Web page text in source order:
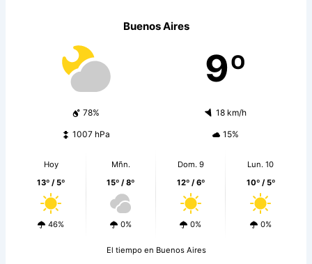
Buenos Aires
9º
78% 18 km/h
1007 hPa 15%
Hoy
13º / 5º
46%
Mñn.
15º / 8º
0%
Dom. 9
12º / 6º
0%
Lun. 10
10º / 5º
0%
El tiempo en Buenos Aires